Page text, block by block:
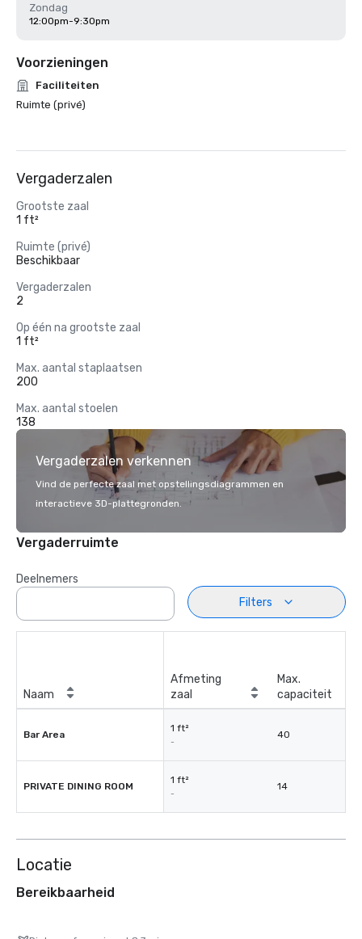
Zondag
12:00pm-9:30pm
Voorzieningen
Faciliteiten
Ruimte (privé)
Vergaderzalen
Grootste zaal
1 ft²
Ruimte (privé)
Beschikbaar
Vergaderzalen
2
Op één na grootste zaal
1 ft²
Max. aantal staplaatsen
200
Max. aantal stoelen
138
Vergaderzalen verkennen
Vind de perfecte zaal met opstellingsdiagrammen en
interactieve 3D-plattegronden.
Vergaderruimte
Deelnemers
Filters
Naam
Afmeting
zaal
Max.
capaciteit
Bar Area
1 ft²
-
40
PRIVATE DINING ROOM
1 ft²
-
14
Locatie
Bereikbaarheid